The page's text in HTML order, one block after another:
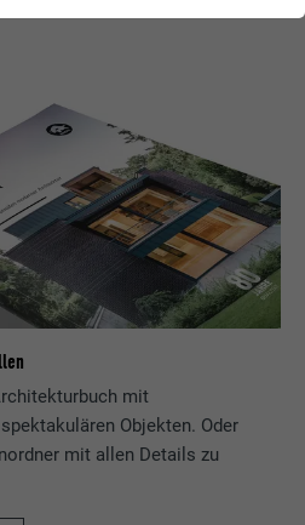
mit
Objekten. Oder
mit allen Details zu